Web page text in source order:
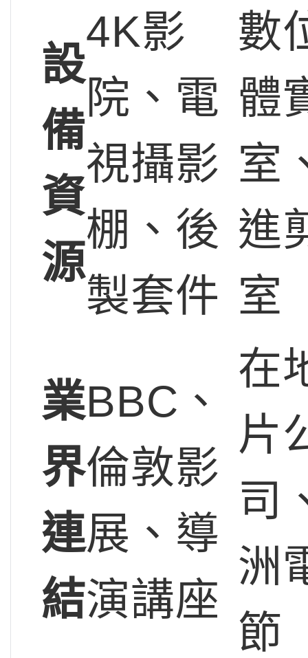
設
備
資
源
4K影
院、電
視攝影
棚、後
製套件
數
體
室
進
室
業
界
連
結
BBC、
倫敦影
展、導
演講座
在
片
司
洲
節